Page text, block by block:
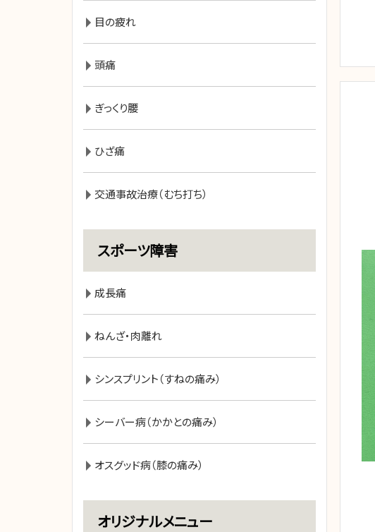
目の疲れ
頭痛
ぎっくり腰
ひざ痛
交通事故治療（むち打ち）
スポーツ障害
成長痛
ねんざ・肉離れ
シンスプリント（すねの痛み）
シーバー病（かかとの痛み）
オスグッド病（膝の痛み）
オリジナルメニュー